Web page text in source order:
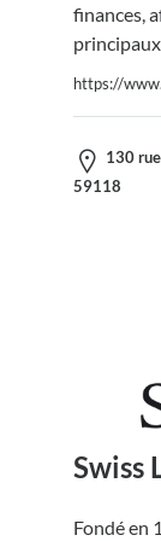
finances,
https://
130
59118
Swiss
Fondé en